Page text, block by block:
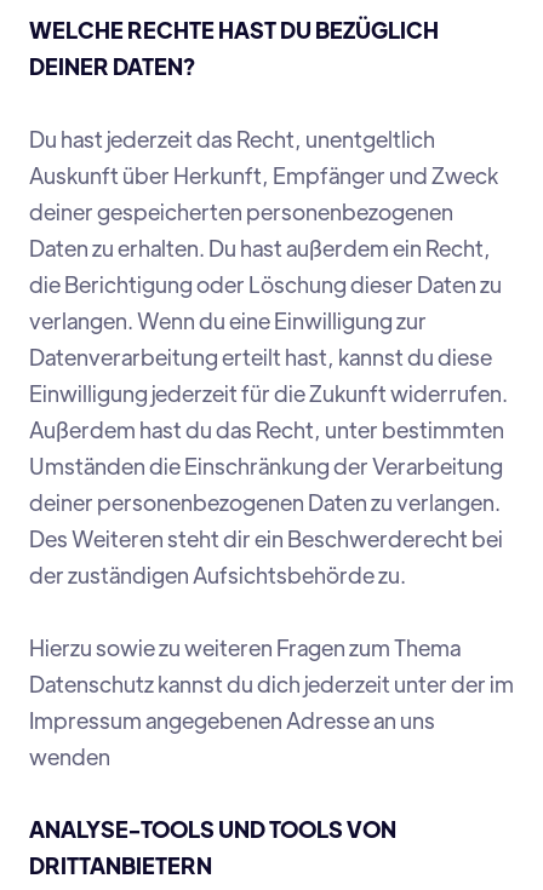
WELCHE RECHTE HAST DU BEZÜGLICH
DEINER DATEN?
Du hast jederzeit das Recht, unentgeltlich
Auskunft über Herkunft, Empfänger und Zweck
deiner gespeicherten personenbezogenen
Daten zu erhalten. Du hast außerdem ein Recht,
die Berichtigung oder Löschung dieser Daten zu
verlangen. Wenn du eine Einwilligung zur
Datenverarbeitung erteilt hast, kannst du diese
Einwilligung jederzeit für die Zukunft widerrufen.
Außerdem hast du das Recht, unter bestimmten
Umständen die Einschränkung der Verarbeitung
deiner personenbezogenen Daten zu verlangen.
Des Weiteren steht dir ein Beschwerderecht bei
der zuständigen Aufsichtsbehörde zu.
Hierzu sowie zu weiteren Fragen zum Thema
Datenschutz kannst du dich jederzeit unter der im
Impressum angegebenen Adresse an uns
wenden
ANALYSE-TOOLS UND TOOLS VON
DRITTANBIETERN